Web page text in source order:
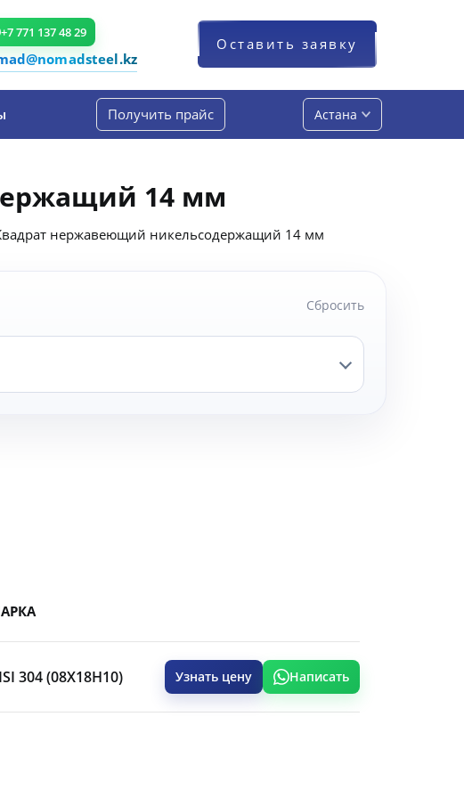
+7 771 137 48 29
Оставить заявку
Получить прайс Астана
14 мм
нержавеющий никельсодержащий 14 мм
Сбросить
304 (08Х18Н10) Узнать цену Написать